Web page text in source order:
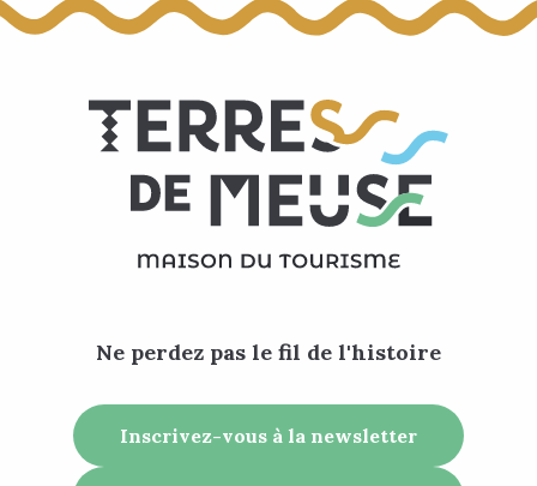
Ne perdez pas le fil de l'histoire
Inscrivez-vous à la newsletter